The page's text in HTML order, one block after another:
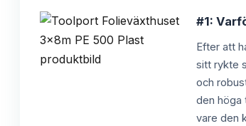
#1:
Efter att
sitt rykte
och
den höga
vare den